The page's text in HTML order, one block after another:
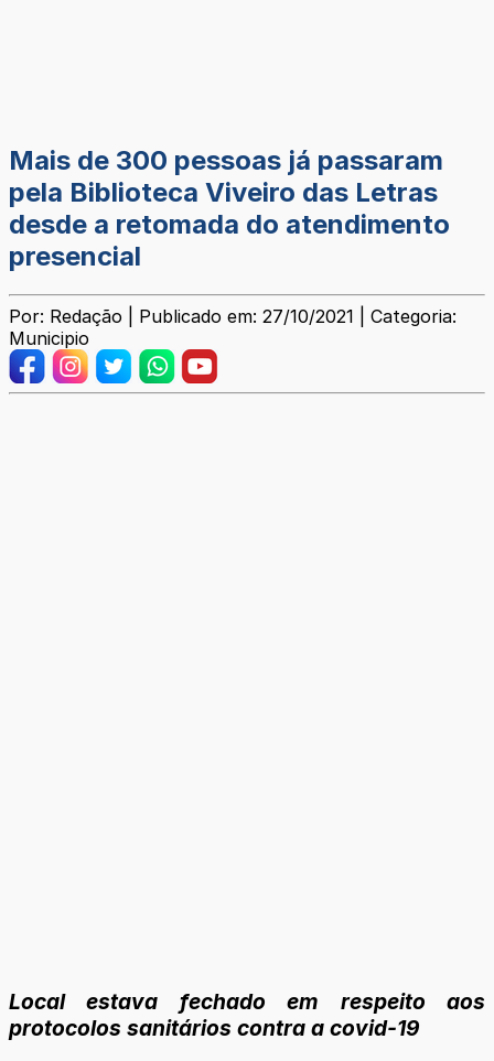
Mais de 300 pessoas já passaram
pela Biblioteca Viveiro das Letras
desde a retomada do atendimento
presencial
Por: Redação | Publicado em: 27/10/2021 | Categoria:
Municipio
Local estava fechado em respeito aos
protocolos sanitários contra a covid-19